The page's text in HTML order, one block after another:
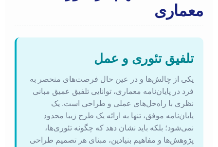
معماری
تلفیق تئوری و عمل
یکی از چالش‌ها و در عین حال فرصت‌های منحصر به
فرد در پایان‌نامه معماری، توانایی تلفیق عمیق مبانی
نظری با راه‌حل‌های عملی و طراحی است. یک
پایان‌نامه موفق، تنها به ارائه یک طرح زیبا محدود
نمی‌شود؛ بلکه باید نشان دهد که چگونه تئوری‌ها،
پژوهش‌ها و مفاهیم بنیادین، مبنای هر تصمیم طراحی